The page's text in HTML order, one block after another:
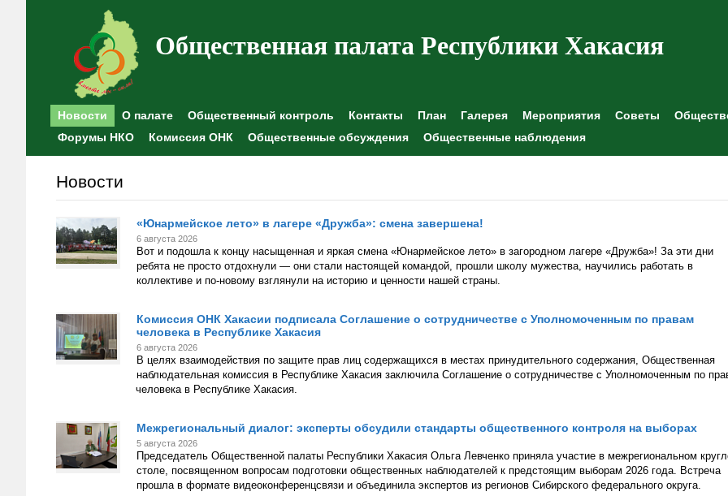
Общественная палата Республики Хакасия
Новости О палате Общественный контроль Контакты План Галерея Мероприятия Советы
Форумы НКО
Комиссия ОНК Общественные обсуждения Общественные наблюдения
Новости
«Юнармейское лето» в лагере «Дружба»: смена завершена!
6 августа 2026
Вот и подошла к концу насыщенная и яркая смена «Юнармейское лето» в загородном лагере «Дружба»! За эти дни
ребята не просто отдохнули — они стали настоящей командой, прошли школу мужества, научились работать в
коллективе и по-новому взглянули на историю и ценности нашей страны.
Комиссия ОНК Хакасии подписала Соглашение о сотрудничестве с Уполномоченным по правам
человека в Республике Хакасия
6 августа 2026
В целях взаимодействия по защите прав лиц содержащихся в местах принудительного содержания, Общественная
наблюдательная комиссия в Республике Хакасия заключила Соглашение о сотрудничестве с Уполномоченным по
человека в Республике Хакасия.
Межрегиональный диалог: эксперты обсудили стандарты общественного контроля на выборах
5 августа 2026
Председатель Общественной палаты Республики Хакасия Ольга Левченко приняла участие в межрегиональном
столе, посвященном вопросам подготовки общественных наблюдателей к предстоящим выборам 2026 года. Встреча
прошла в формате видеоконференцсвязи и объединила экспертов из регионов Сибирского федерального округа.